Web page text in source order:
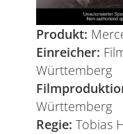
Produkt:
Einreicher:
Württemberg
Württemberg
Regie:Tobias